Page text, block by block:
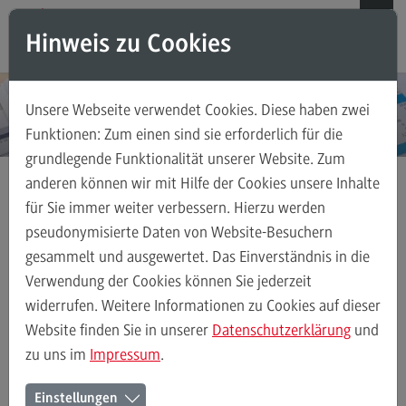
Direkt zum Inhalt
Direkt zum Hauptmenu
Direkt zum Footer
Weiterbildungsangebote für Einzelpersonen
Weiterbildungsangebote für Einzelpersonen
Weiterbildungsarten
FAQ
Kontakt
Weiterbildungsangebote für Unternehmen
Accouting, Controlling, Taxation
Accounting, Controlling,
Taxation –
Zertifikatsprogramm
Hinweis zu Cookies
Unsere Webseite verwendet Cookies. Diese haben zwei
Funktionen: Zum einen sind sie erforderlich für die
grundlegende Funktionalität unserer Website. Zum
anderen können wir mit Hilfe der Cookies unsere Inhalte
für Sie immer weiter verbessern. Hierzu werden
pseudonymisierte Daten von Website-Besuchern
gesammelt und ausgewertet. Das Einverständnis in die
Verwendung der Cookies können Sie jederzeit
widerrufen. Weitere Informationen zu Cookies auf dieser
Website finden Sie in unserer Datenschutzerklärung und
zu uns im Impressum.
Einstellungen